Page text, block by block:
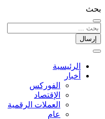
بحث
إرسال
الرئيسية
أخبار
الفوركس
الإقتصاد
العملات الرقمیة
عام